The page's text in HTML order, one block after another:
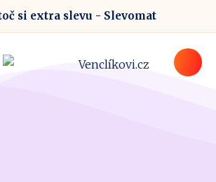
si extra slevu - Slevomat